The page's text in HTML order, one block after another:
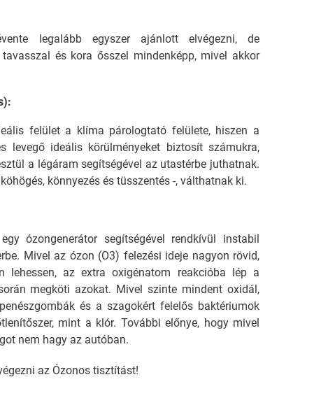
legalább egyszer ajánlott elvégezni, de
és kora ősszel mindenképp, mivel akkor
felület a klíma párologtató felülete, hiszen a
levegő ideális körülményeket biztosít számukra,
a légáram segítségével az utastérbe juthatnak.
könnyezés és tüsszentés -, válthatnak ki.
ózongenerátor segítségével rendkívül instabil
Mivel az ózon (O3) felezési ideje nagyon rövid,
lehessen, az extra oxigénatom reakcióba lép a
megköti azokat. Mivel szinte mindent oxidál,
és a szagokért felelős baktériumok
mint a klór. További előnye, hogy mivel
nem hagy az autóban.
az Ózonos tisztítást!